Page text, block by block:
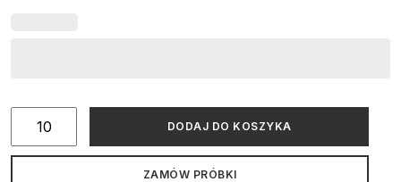
ilość
na
DODAJ DO KOSZYKA
ZAMÓW PRÓBKI